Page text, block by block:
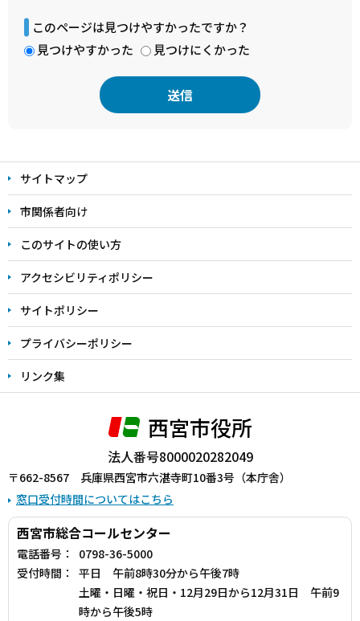
このページは見つけやすかったですか？
見つけやすかった
見つけにくかった
文
こ
こ
ま
で
サイトマップ
市関係者向け
このサイトの使い方
アクセシビリティポリシー
サイトポリシー
プライバシーポリシー
リンク集
西宮市役所
法人番号8000020282049
〒662-8567 兵庫県西宮市六湛寺町10番3号（本庁舎）
窓口受付時間についてはこちら
西宮市総合コールセンター
電話番号：
0798-36-5000
受付時間：
平日 午前8時30分から午後7時
土曜・日曜・祝日・12月29日から12月31日 午前9
時から午後5時